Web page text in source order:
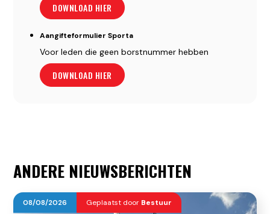
DOWNLOAD HIER
Aangifteformulier Sporta
Voor leden die geen borstnummer hebben
DOWNLOAD HIER
ANDERE NIEUWSBERICHTEN
08/08/2026 Geplaatst door Bestuur